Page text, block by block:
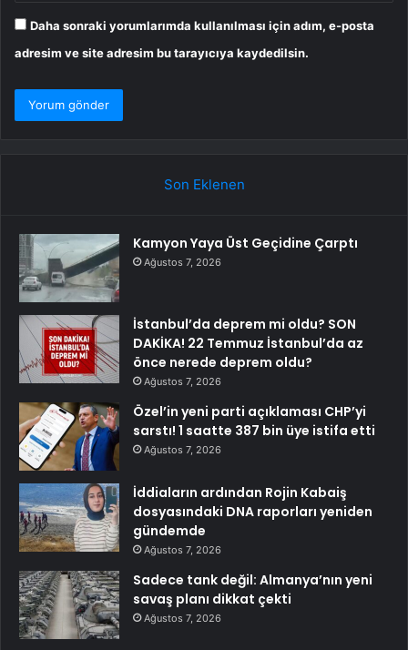
Daha sonraki yorumlarımda kullanılması için adım, e-posta
adresim ve site adresim bu tarayıcıya kaydedilsin.
Son Eklenen
Kamyon Yaya Üst Geçidine Çarptı
Ağustos 7, 2026
İstanbul’da deprem mi oldu? SON
DAKİKA! 22 Temmuz İstanbul’da az
önce nerede deprem oldu?
Ağustos 7, 2026
Özel’in yeni parti açıklaması CHP’yi
sarstı! 1 saatte 387 bin üye istifa etti
Ağustos 7, 2026
İddiaların ardından Rojin Kabaiş
dosyasındaki DNA raporları yeniden
gündemde
Ağustos 7, 2026
Sadece tank değil: Almanya’nın yeni
savaş planı dikkat çekti
Ağustos 7, 2026